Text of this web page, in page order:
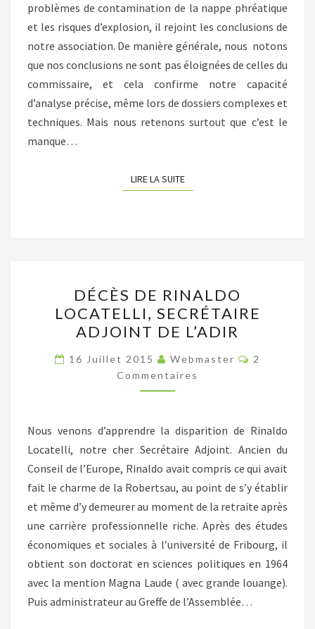
DU
COMMISSAIRE
ENQUÊTEUR
problèmes de contamination de la nappe phréatique
et les risques d’explosion, il rejoint les conclusions de
notre association. De manière générale, nous notons
que nos conclusions ne sont pas éloignées de celles du
commissaire, et cela confirme notre capacité
d’analyse précise, même lors de dossiers complexes et
techniques. Mais nous retenons surtout que c’est le
manque…
LIRE LA SUITELIRE LA SUITE
DE
RINALDO
LOCATELLI,
SECRÉTAIRE
ADJOINT
DE
DÉCÈS DE RINALDO
LOCATELLI, SECRÉTAIRE
ADJOINT DE L’ADIR
16 Juillet 2015 Webmaster
2
Commentaires
Nous venons d’apprendre la disparition de Rinaldo
Locatelli, notre cher Secrétaire Adjoint. Ancien du
Conseil de l’Europe, Rinaldo avait compris ce qui avait
fait le charme de la Robertsau, au point de s’y établir
et même d’y demeurer au moment de la retraite après
une carrière professionnelle riche. Après des études
économiques et sociales à l’université de Fribourg, il
obtient son doctorat en sciences politiques en 1964
avec la mention Magna Laude ( avec grande louange).
Puis administrateur au Greffe de l’Assemblée…